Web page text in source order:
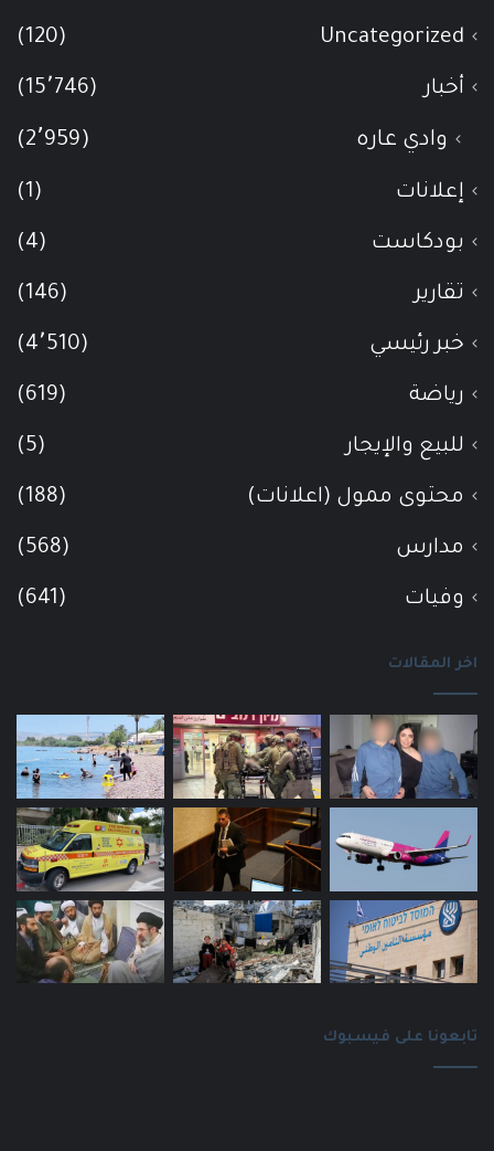
Uncategorized
(120)
أخبار (15٬746)
وادي عاره (2٬959)
إعلانات (1)
بودكاست (4)
تقارير (146)
خبر رئيسي (4٬510)
رياضة (619)
للبيع والإيجار (5)
محتوى ممول (اعلانات) (188)
مدارس (568)
وفيات (641)
اخر المقالات
تابعونا على فيسبوك